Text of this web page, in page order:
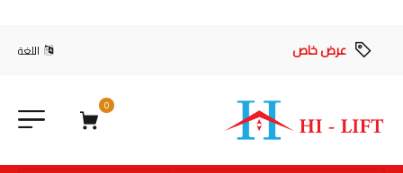
عرض خاص اللغة
0